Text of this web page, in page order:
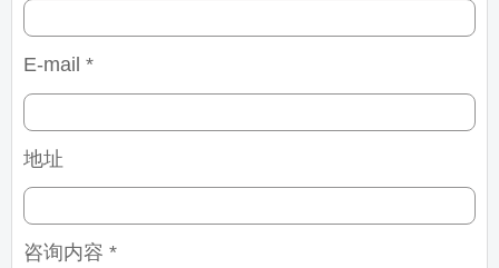
E-mail *
地址
咨询内容 *